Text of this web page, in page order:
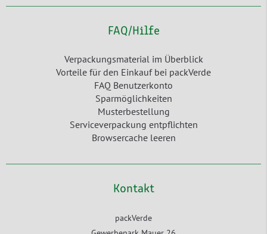
FAQ/Hilfe
Verpackungsmaterial im Überblick
Vorteile für den Einkauf bei packVerde
FAQ Benutzerkonto
Sparmöglichkeiten
Musterbestellung
Serviceverpackung entpflichten
Browsercache leeren
Kontakt
packVerde